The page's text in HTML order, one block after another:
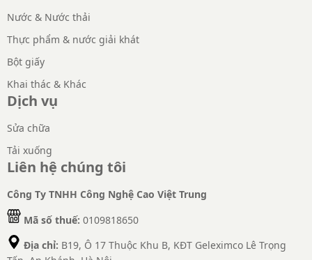
Nước & Nước thải
Thực phẩm & nước giải khát
Bột giấy
Khai thác & Khác
Dịch vụ
Sửa chữa
Tải xuống
Liên hệ chúng tôi
Công Ty TNHH Công Nghệ Cao Việt Trung
Mã số thuế: 0109818650
Địa chỉ: B19, Ô 17 Thuộc Khu B, KĐT Geleximco Lê Trọng